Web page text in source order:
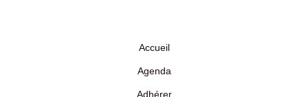
Accueil
Agenda
Adhérer